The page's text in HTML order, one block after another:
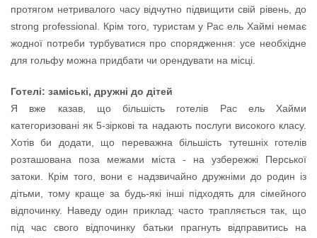
протягом нетривалого часу відчутно підвищити свій рівень, до
strong professional. Крім того, туристам у Рас ель Хаймі немає
жодної потреби турбуватися про спорядження: усе необхідне
для гольфу можна придбати чи орендувати на місці.
Готелі: заміські, дружні до дітей
Я вже казав, що більшість готелів Рас ель Хайми
категоризовані як 5-зіркові та надають послуги високого класу.
Хотів би додати, що переважна більшість тутешніх готелів
розташована поза межами міста - на узбережжі Перської
затоки. Крім того, вони є надзвичайно дружніми до родин із
дітьми, тому краще за будь-які інші підходять для сімейного
відпочинку. Наведу один приклад: часто трапляється так, що
під час свого відпочинку батьки прагнуть відправитись на